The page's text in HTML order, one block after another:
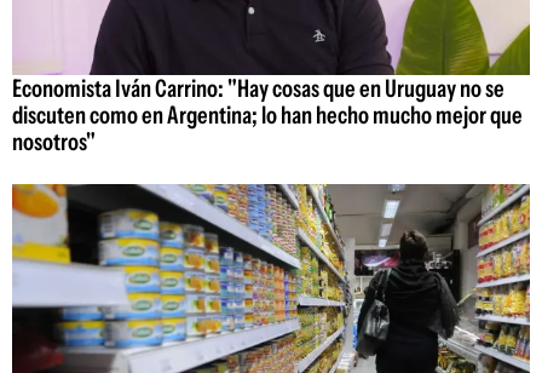
Economista Iván Carrino: "Hay cosas que en Uruguay no se
discuten como en Argentina; lo han hecho mucho mejor que
nosotros"